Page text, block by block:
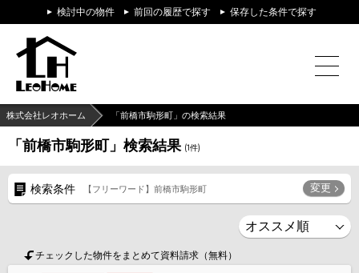
検討中の物件 前回の履歴で探す 保存した条件で探す
株式会社レオホーム 「前橋市駒形町」の検索結果
「前橋市駒形町」検索結果 (1件)
検索条件 【フリーワード】前橋市駒形町 変更
チェックした物件をまとめて資料請求（無料）